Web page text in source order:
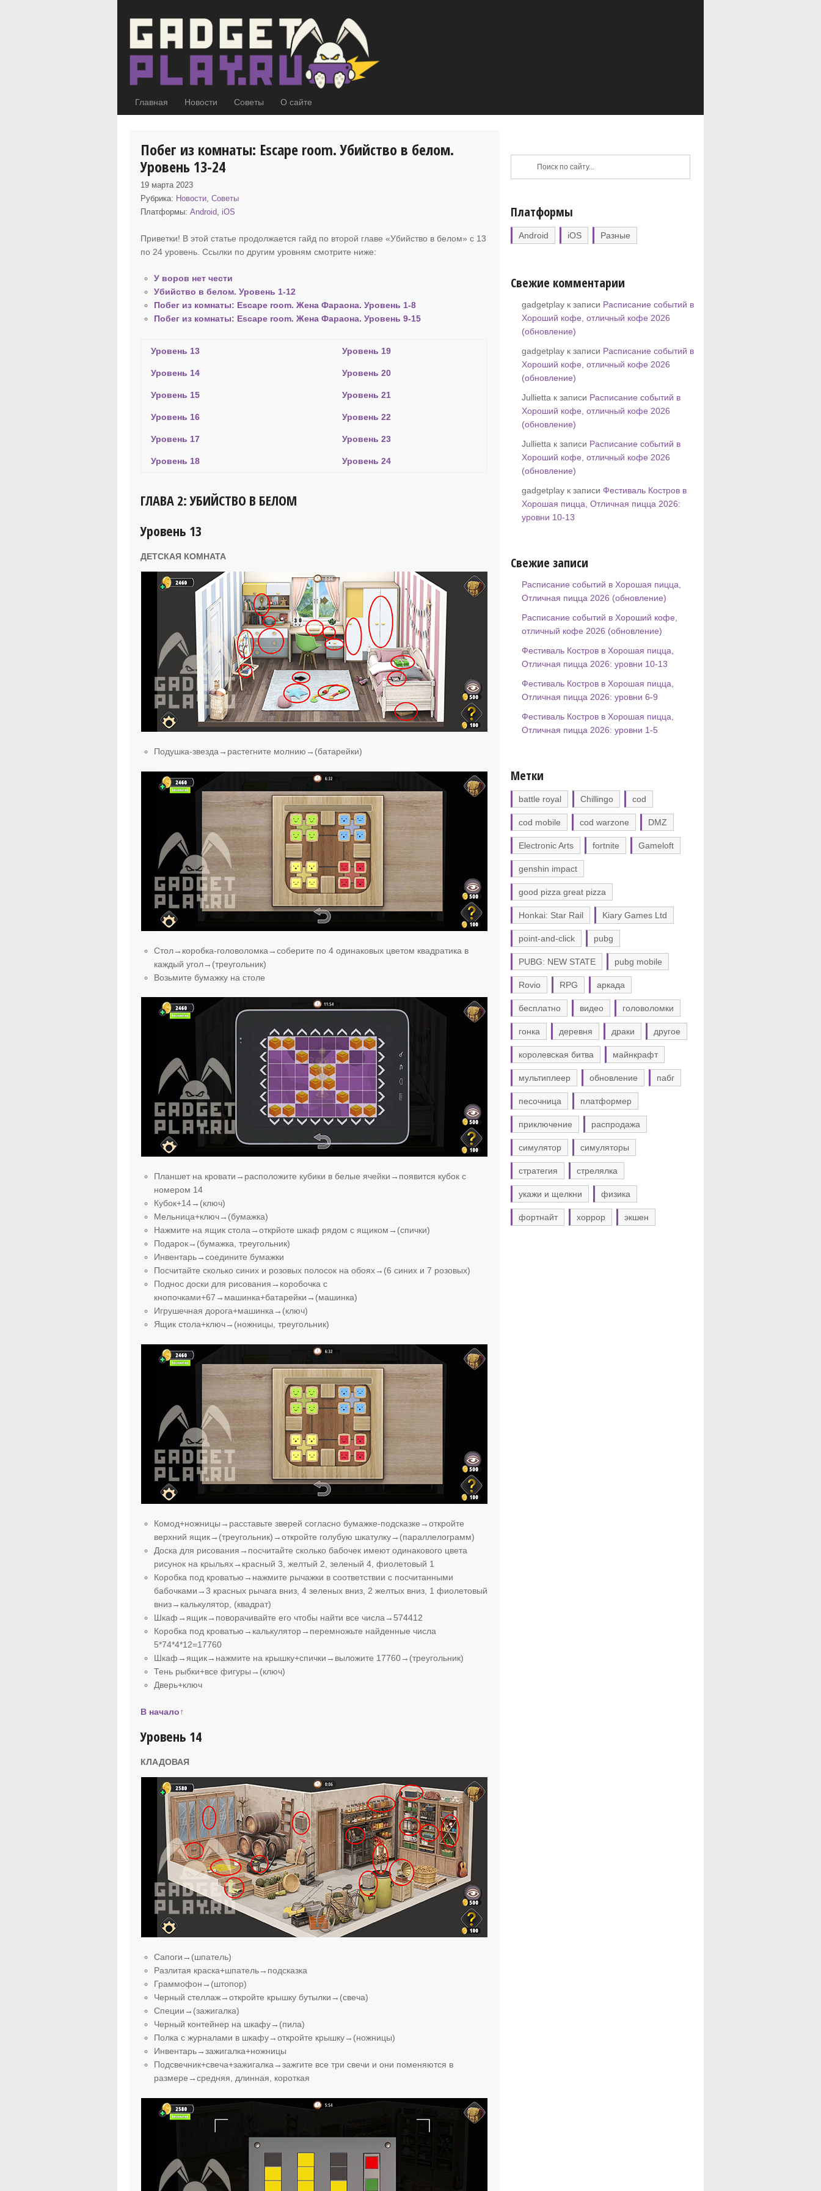
Главная Новости Советы О сайте
Побег из комнаты: Escape room. Убийство в белом.
Уровень 13-24
19 марта 2023
Рубрика: Новости,Советы
Платформы:Android, iOS
Приветки! В этой статье продолжается гайд по второй главе «Убийство в белом» с 13
по 24 уровень. Ссылки по другим уровням смотрите ниже:
У воров нет чести
Убийство в белом. Уровень 1-12
Побег из комнаты: Escape room. Жена Фараона. Уровень 1-8
Побег из комнаты: Escape room. Жена Фараона. Уровень 9-15
Уровень 13 Уровень 19
Уровень 14 Уровень 20
Уровень 15 Уровень 21
Уровень 16 Уровень 22
Уровень 17 Уровень 23
Уровень 18 Уровень 24
ГЛАВА 2: УБИЙСТВО В БЕЛОМ
Уровень 13
ДЕТСКАЯ КОМНАТА
Подушка-звезда→растегните молнию→(батарейки)
Стол→коробка-головоломка→соберите по 4 одинаковых цветом квадратика в
каждый угол→(треугольник)
Возьмите бумажку на столе
Планшет на кровати→расположите кубики в белые ячейки→появится кубок с
номером 14
Кубок+14→(ключ)
Мельница+ключ→(бумажка)
Нажмите на ящик стола→открйоте шкаф рядом с ящиком→(спички)
Подарок→(бумажка, треугольник)
Инвентарь→соедините бумажки
Посчитайте сколько синих и розовых полосок на обоях→(6 синих и 7 розовых)
Поднос доски для рисования→коробочка с
кнопочками+67→машинка+батарейки→(машинка)
Игрушечная дорога+машинка→(ключ)
Ящик стола+ключ→(ножницы, треугольник)
Комод+ножницы→расставьте зверей согласно бумажке-подсказке→откройте
верхний ящик→(треугольник)→откройте голубую шкатулку→(параллелограмм)
Доска для рисования→посчитайте сколько бабочек имеют одинакового цвета
рисунок на крыльях→красный 3, желтый 2, зеленый 4, фиолетовый 1
Коробка под кроватью→нажмите рычажки в соответствии с посчитанными
бабочками→3 красных рычага вниз, 4 зеленых вниз, 2 желтых вниз, 1 фиолетовый
вниз→калькулятор, (квадрат)
Шкаф→ящик→поворачивайте его чтобы найти все числа→574412
Коробка под кроватью→калькулятор→перемножьте найденные числа
5*74*4*12=17760
Шкаф→ящик→нажмите на крышку+спички→выложите 17760→(треугольник)
Тень рыбки+все фигуры→(ключ)
Дверь+ключ
В начало↑
Уровень 14
КЛАДОВАЯ
Сапоги→(шпатель)
Разлитая краска+шпатель→подсказка
Граммофон→(штопор)
Черный стеллаж→откройте крышку бутылки→(свеча)
Специи→(зажигалка)
Черный контейнер на шкафу→(пила)
Полка с журналами в шкафу→откройте крышку→(ножницы)
Инвентарь→зажигалка+ножницы
Подсвечник+свеча+зажигалка→зажгите все три свечи и они поменяются в
размере→средняя, длинная, короткая
Платформы
Android iOS Разные
Свежие комментарии
gadgetplay к записи Расписание событий в
Хороший кофе, отличный кофе 2026
(обновление)
gadgetplay к записи Расписание событий в
Хороший кофе, отличный кофе 2026
(обновление)
Jullietta к записи Расписание событий в
Хороший кофе, отличный кофе 2026
(обновление)
Jullietta к записи Расписание событий в
Хороший кофе, отличный кофе 2026
(обновление)
gadgetplay к записи Фестиваль Костров в
Хорошая пицца, Отличная пицца 2026:
уровни 10-13
Свежие записи
Расписание событий в Хорошая пицца,
Отличная пицца 2026 (обновление)
Расписание событий в Хороший кофе,
отличный кофе 2026 (обновление)
Фестиваль Костров в Хорошая пицца,
Отличная пицца 2026: уровни 10-13
Фестиваль Костров в Хорошая пицца,
Отличная пицца 2026: уровни 6-9
Фестиваль Костров в Хорошая пицца,
Отличная пицца 2026: уровни 1-5
Метки
battle royal Chillingo cod
cod mobile cod warzone DMZ
Electronic Arts fortnite Gameloft
genshin impact
good pizza great pizza
Honkai: Star Rail Kiary Games Ltd
point-and-click pubg
PUBG: NEW STATE pubg mobile
Rovio RPG аркада
бесплатно видео головоломки
гонка деревня драки другое
королевская битва майнкрафт
мультиплеер обновление пабг
песочница платформер
приключение распродажа
симулятор симуляторы
стратегия стрелялка
укажи и щелкни физика
фортнайт хоррор экшен